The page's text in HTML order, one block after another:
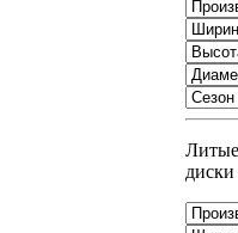
Литые
диски